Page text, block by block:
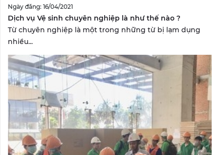
Ngày đăng: 16/04/2021
Dịch vụ Vệ sinh chuyên nghiệp là như thế nào ?
Từ chuyên nghiệp là một trong những từ bị lạm dụng
nhiều...